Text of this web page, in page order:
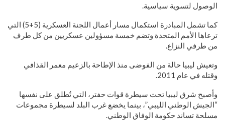
الوصول لتسوية سياسية.
كما تشمل المبادرة استكمال مسار أعمال اللجنة العسكرية (5+5) التي
ترعاها الأمم المتحدة وتضم خمسة مسؤولين عسكريين من كل طرف
من طرفي النزاع.
وتعيش ليبيا حالة من الفوضى منذ الإطاحة بالزعيم معمر القذافي
وقتله في عام 2011.
وأصبح شرق ليبيا تحت سيطرة قوات حفتر، التي تُطلق على نفسها
“الجيش الوطني الليبي”، بينما يخضع غرب البلد لسيطرة مجموعات
مسلحة تساند حكومة الوفاق الوطني.